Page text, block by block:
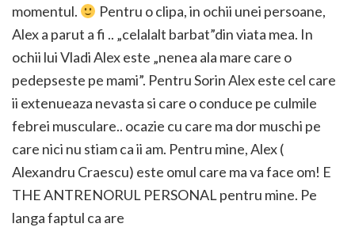
momentul.
Pentru o clipa, in ochii unei persoane,
Alex a parut a fi .. „celalalt barbat”din viata mea. In
ochii lui Vladi Alex este „nenea ala mare care o
pedepseste pe mami”. Pentru Sorin Alex este cel care
ii extenueaza nevasta si care o conduce pe culmile
febrei musculare.. ocazie cu care ma dor muschi pe
care nici nu stiam ca ii am. Pentru mine, Alex (
Alexandru Craescu) este omul care ma va face om! E
THE ANTRENORUL PERSONAL pentru mine. Pe
langa faptul ca are